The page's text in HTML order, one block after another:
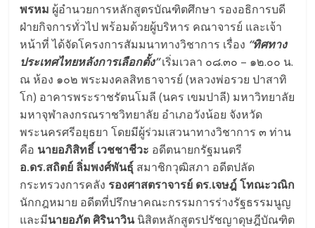
Political
Science
พรหม ผู้อำนวยการหลักสูตรบัณฑิตศึกษา รองอธิการบดี
ฝ่ายกิจการทั่วไป พร้อมด้วยผู้บริหาร คณาจารย์ และเจ้า
หน้าที่ ได้จัดโครงการสัมมนาทางวิชาการ เรื่อง “ทิศทาง
ประเทศไทยหลังการเลือกตั้ง”เริ่มเวลา ๐๘.๓๐ – ๑๒.๐๐ น.
ณ ห้อง ๑๐๒ พระมงคลสิทธาจารย์ (หลวงพ่อรวย ปาสาทิ
โก) อาคารพระราชรัตนโมลี (นคร เขมปาลี) มหาวิทยาลัย
มหาจุฬาลงกรณราชวิทยาลัย อำเภอวังน้อย จังหวัด
พระนครศรีอยุธยา โดยมีผู้ร่วมเสวนาทางวิชาการ ๓ ท่าน
คือ นายอภิสิทธิ์ เวชชาชีวะ อดีตนายกรัฐมนตรี
อ.ดร.สถิตย์ ลิ่มพงศ์พันธุ์ สมาชิกวุฒิสภา อดีตปลัด
กระทรวงการคลัง รองศาสตราจารย์ ดร.เจษฎ์ โทณะวณิก
นักกฎหมาย อดีตที่ปรึกษาคณะกรรมการร่างรัฐธรรมนูญ
และมีนายอภัต ศิรินาวินนิสิตหลักสูตรปรัชญาดุษฎีบัณฑิต